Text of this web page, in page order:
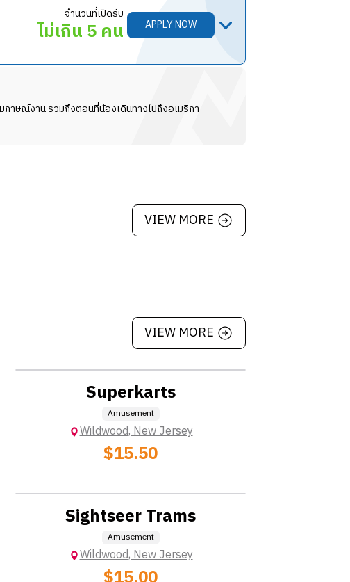
รู้การทำงานแบบรอบด้าน
จำนวนที่เปิดรับ
ไม่เกิน 5 คน APPLY NOW
รู้การทำงานแบบรอบด้าน
าษณ์งาน รวมถึงตอนที่น้องเดินทางไปถึงอเมริกา
VIEW MORE
VIEW MORE
Location: Extra Charge
Superkarts
Amusement
Wildwood,New Jersey
$15.50
Sightseer Trams
Amusement
Wildwood,New Jersey